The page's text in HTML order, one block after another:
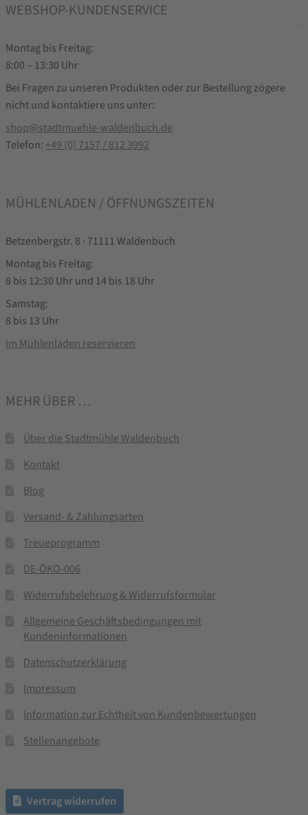
WEBSHOP-KUNDENSERVICE
Montag bis Freitag:
8:00 – 13:30 Uhr
Bei Fragen zu unseren Produkten oder zur Bestellung zögere
nicht und kontaktiere uns unter:
shop@stadtmuehle-waldenbuch.de
Telefon: +49 (0) 7157 / 812 3992
MÜHLENLADEN / ÖFFNUNGSZEITEN
Betzenbergstr. 8 · 71111 Waldenbuch
Montag bis Freitag:
8 bis 12:30 Uhr und 14 bis 18 Uhr
Samstag:
8 bis 13 Uhr
Im Mühlenladen reservieren
MEHR ÜBER …
Über die Stadtmühle Waldenbuch
Kontakt
Blog
Versand- & Zahlungsarten
Treueprogramm
DE-ÖKO-006
Widerrufsbelehrung & Widerrufsformular
Allgemeine Geschäftsbedingungen mit
Kundeninformationen
Datenschutzerklärung
Impressum
Information zur Echtheit von Kundenbewertungen
Stellenangebote
Vertrag widerrufen